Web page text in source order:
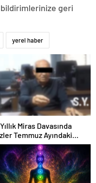
geri
yerel haber
Miras Davasında
Temmuz Ayındaki
Duruşmasına Çevrildi